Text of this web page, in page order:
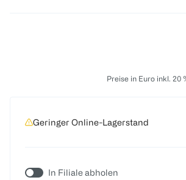
Preise in Euro inkl. 20
Geringer Online-Lagerstand
In Filiale abholen